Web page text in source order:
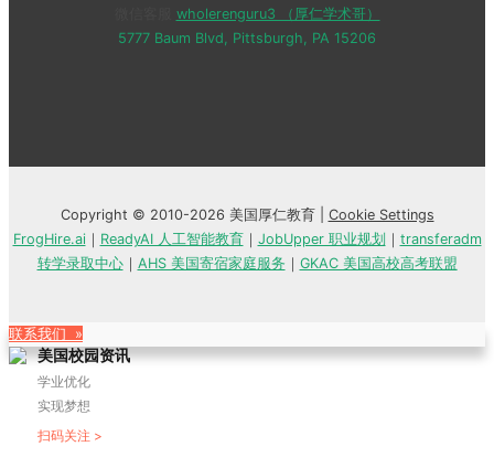
wholerenguru3 （厚仁学术哥）
5777 Baum Blvd, Pittsburgh, PA 15206
Copyright © 2010-2026 美国厚仁教育 | Cookie Settings
FrogHire.ai｜ ReadyAI 人工智能教育｜ JobUpper 职业规划 ｜ transferadm
转学录取中心｜ AHS 美国寄宿家庭服务 ｜ GKAC 美国高校高考联盟
联系我们 »
美国校园资讯
学业优化
实现梦想
扫码关注 >